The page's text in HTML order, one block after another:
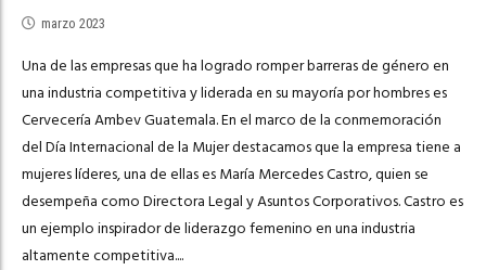
marzo 2023
Una de las empresas que ha logrado romper barreras de género en
una industria competitiva y liderada en su mayoría por hombres es
Cervecería Ambev Guatemala. En el marco de la conmemoración
del Día Internacional de la Mujer destacamos que la empresa tiene a
mujeres líderes, una de ellas es María Mercedes Castro, quien se
desempeña como Directora Legal y Asuntos Corporativos. Castro es
un ejemplo inspirador de liderazgo femenino en una industria
altamente competitiva....